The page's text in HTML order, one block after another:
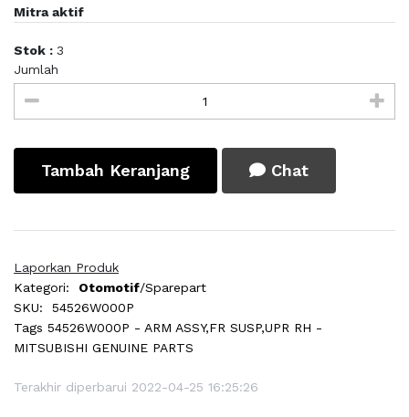
Mitra aktif
Stok : 3
Jumlah
Tambah Keranjang Chat
Laporkan Produk
Kategori:
Otomotif/Sparepart
SKU:
54526W000P
Tags 54526W000P - ARM ASSY,FR SUSP,UPR RH -
MITSUBISHI GENUINE PARTS
Terakhir diperbarui 2022-04-25 16:25:26